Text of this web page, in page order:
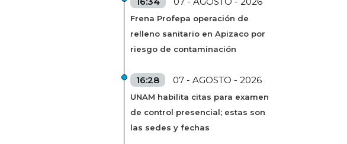
Frena Profepa operación de
relleno sanitario en Apizaco por
riesgo de contaminación
16:28 07 - AGOSTO - 2026
UNAM habilita citas para examen
de control presencial; estas son
las sedes y fechas